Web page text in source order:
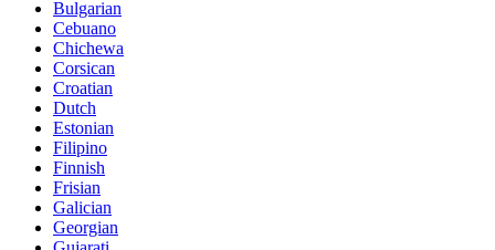
Bulgarian
Cebuano
Chichewa
Corsican
Croatian
Dutch
Estonian
Filipino
Finnish
Frisian
Galician
Georgian